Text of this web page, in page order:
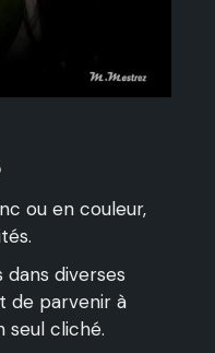
ou en couleur,
dans diverses
de parvenir à
seul cliché.